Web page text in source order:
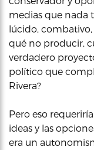
medias que nada
lúcido, combativo,
qué no producir,
verdadero
político que
Rivera?
Pero eso
ideas y las
era un